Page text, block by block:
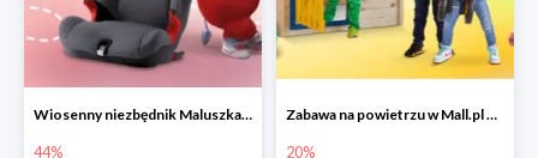
Wiosenny niezbędnik Maluszka w Mall.pl do -44%
44%
Zabawa na powietrzu w Mall.pl do -20%
20%